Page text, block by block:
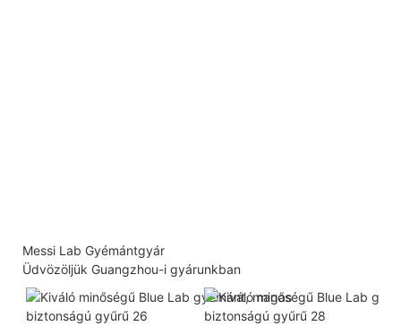
Messi Lab Gyémántgyár
Üdvözöljük Guangzhou-i gyárunkban